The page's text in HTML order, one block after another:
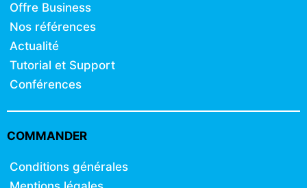
Offre Business
Nos références
Actualité
Tutorial et Support
Conférences
COMMANDER
Conditions générales